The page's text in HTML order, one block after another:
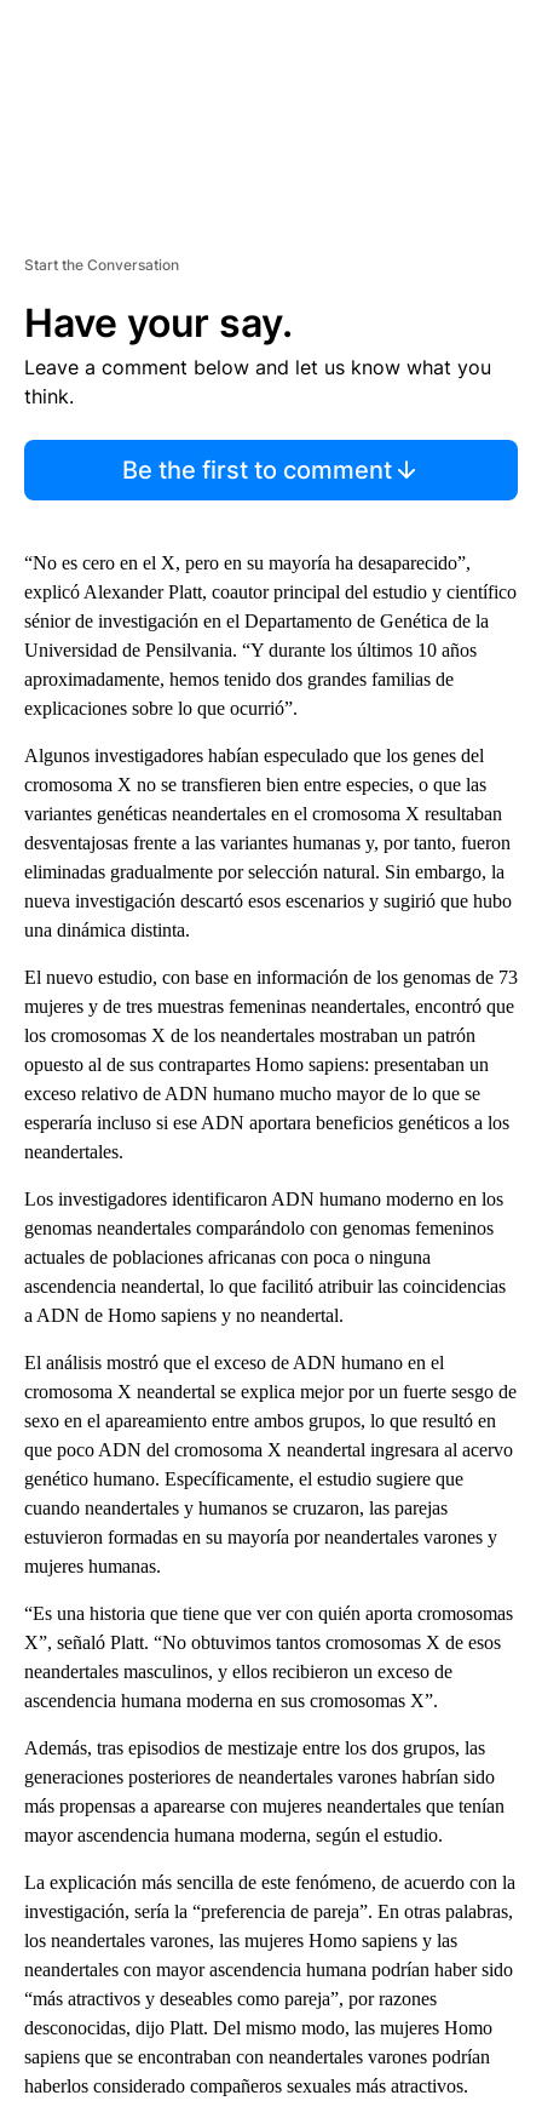
Start the Conversation
Have your say.
Leave a comment below and let us know what you
think.
Be the first to comment
“No es cero en el X, pero en su mayoría ha desaparecido”,
explicó Alexander Platt, coautor principal del estudio y científico
sénior de investigación en el Departamento de Genética de la
Universidad de Pensilvania. “Y durante los últimos 10 años
aproximadamente, hemos tenido dos grandes familias de
explicaciones sobre lo que ocurrió”.
Algunos investigadores habían especulado que los genes del
cromosoma X no se transfieren bien entre especies, o que las
variantes genéticas neandertales en el cromosoma X resultaban
desventajosas frente a las variantes humanas y, por tanto, fueron
eliminadas gradualmente por selección natural. Sin embargo, la
nueva investigación descartó esos escenarios y sugirió que hubo
una dinámica distinta.
El nuevo estudio, con base en información de los genomas de 73
mujeres y de tres muestras femeninas neandertales, encontró que
los cromosomas X de los neandertales mostraban un patrón
opuesto al de sus contrapartes Homo sapiens: presentaban un
exceso relativo de ADN humano mucho mayor de lo que se
esperaría incluso si ese ADN aportara beneficios genéticos a los
neandertales.
Los investigadores identificaron ADN humano moderno en los
genomas neandertales comparándolo con genomas femeninos
actuales de poblaciones africanas con poca o ninguna
ascendencia neandertal, lo que facilitó atribuir las coincidencias
a ADN de Homo sapiens y no neandertal.
El análisis mostró que el exceso de ADN humano en el
cromosoma X neandertal se explica mejor por un fuerte sesgo de
sexo en el apareamiento entre ambos grupos, lo que resultó en
que poco ADN del cromosoma X neandertal ingresara al acervo
genético humano. Específicamente, el estudio sugiere que
cuando neandertales y humanos se cruzaron, las parejas
estuvieron formadas en su mayoría por neandertales varones y
mujeres humanas.
“Es una historia que tiene que ver con quién aporta cromosomas
X”, señaló Platt. “No obtuvimos tantos cromosomas X de esos
neandertales masculinos, y ellos recibieron un exceso de
ascendencia humana moderna en sus cromosomas X”.
Además, tras episodios de mestizaje entre los dos grupos, las
generaciones posteriores de neandertales varones habrían sido
más propensas a aparearse con mujeres neandertales que tenían
mayor ascendencia humana moderna, según el estudio.
La explicación más sencilla de este fenómeno, de acuerdo con la
investigación, sería la “preferencia de pareja”. En otras palabras,
los neandertales varones, las mujeres Homo sapiens y las
neandertales con mayor ascendencia humana podrían haber sido
“más atractivos y deseables como pareja”, por razones
desconocidas, dijo Platt. Del mismo modo, las mujeres Homo
sapiens que se encontraban con neandertales varones podrían
haberlos considerado compañeros sexuales más atractivos.